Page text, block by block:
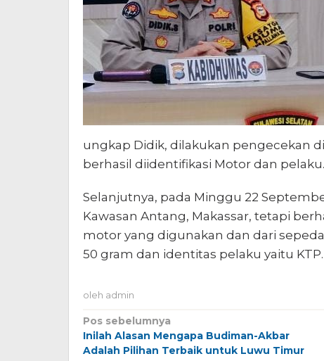
ungkap Didik, dilakukan pengecekan
berhasil diidentifikasi Motor dan pelaku.
Selanjutnya, pada Minggu 22
Kawasan Antang, Makassar, tetapi
motor yang digunakan dan dari
50 gram dan identitas pelaku yaitu KTP.
oleh admin
Navigasi
pos
Pos sebelumnya
Inilah Alasan Mengapa Budiman-Akbar
Adalah Pilihan Terbaik untuk Luwu Timur